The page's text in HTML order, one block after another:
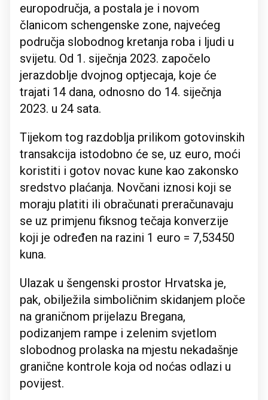
europodručja, a postala je i novom
članicom schengenske zone, najvećeg
područja slobodnog kretanja roba i ljudi u
svijetu. Od 1. siječnja 2023. započelo
jerazdoblje dvojnog optjecaja, koje će
trajati 14 dana, odnosno do 14. siječnja
2023. u 24 sata.
Tijekom tog razdoblja prilikom gotovinskih
transakcija istodobno će se, uz euro, moći
koristiti i gotov novac kune kao zakonsko
sredstvo plaćanja. Novčani iznosi koji se
moraju platiti ili obračunati preračunavaju
se uz primjenu fiksnog tečaja konverzije
koji je određen na razini 1 euro = 7,53450
kuna.
Ulazak u šengenski prostor Hrvatska je,
pak, obilježila simboličnim skidanjem ploče
na graničnom prijelazu Bregana,
podizanjem rampe i zelenim svjetlom
slobodnog prolaska na mjestu nekadašnje
granične kontrole koja od noćas odlazi u
povijest.